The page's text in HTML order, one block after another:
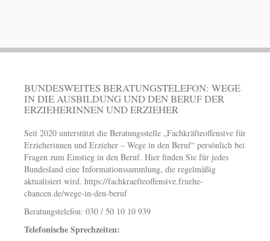
BUNDESWEITES BERATUNGSTELEFON: WEGE
IN DIE AUSBILDUNG UND DEN BERUF DER
ERZIEHERINNEN UND ERZIEHER
Seit 2020 unterstützt die Beratungsstelle „Fachkräfteoffensive für
Erzieherinnen und Erzieher – Wege in den Beruf“ persönlich bei
Fragen zum Einstieg in den Beruf. Hier finden Sie für jedes
Bundesland eine Informationssammlung, die regelmäßig
aktualisiert wird. https://fachkraefteoffensive.fruehe-
chancen.de/wege-in-den-beruf
Beratungstelefon: 030 / 50 10 10 939
Telefonische Sprechzeiten: